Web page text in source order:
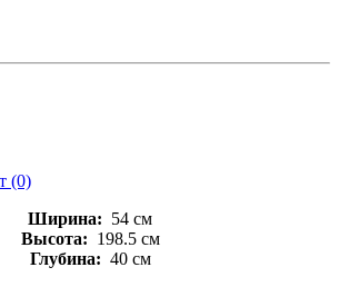
(0)
Ширина: 54 см
Высота: 198.5 см
Глубина: 40 см